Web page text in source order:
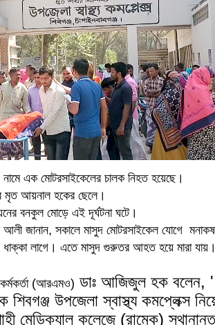
নামে এক মোটরসাইকেলের চালক নিহত হয়েছে।
মৃত আয়নাল হকের ছেলে।
বনকুল মোড়ে এই দূর্ঘটনা ঘটে।
জানান, সকালে মাসুদ মোটরসাইকেল যোগে
ধাক্কা লাগে। এতে মাসুদ গুরুতর আহত হয়ে মারা
কর্মকর্তা (আরএমও) ডাঃ আজিজুল হক বলেন, '
উপজেলা স্বাস্থ্য কমপ্লেক্স
মেডিক্যাল কলেজে (রামেক)